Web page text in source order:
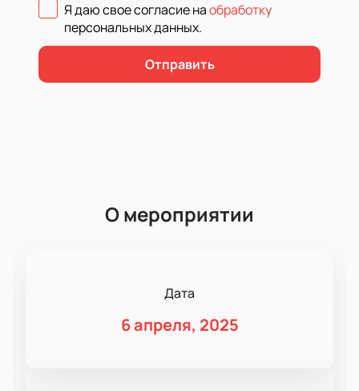
Я даю свое согласие наобработку
персональных данных.
Отправить
О мероприятии
Дата
6 апреля, 2025